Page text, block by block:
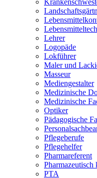
Lehrer
Logopäde
Lokführer
Maler und
Masseur
Mediengestalter
Medizinische
Medizinische
Optiker
Pädagogische
Pflegeberufe
Pflegehelfer
Pharmareferent
Pharmazeutisch
PTA